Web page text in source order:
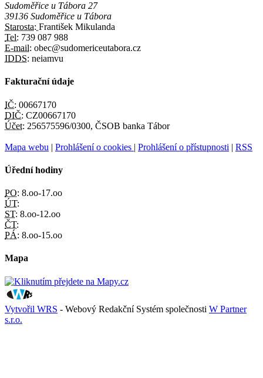
Sudoměřice u Tábora 27
39136 Sudoměřice u Tábora
Starosta: František Mikulanda
Tel: 739 087 988
E-mail: obec@sudomericeutabora.cz
IDDS: neiamvu
Fakturační údaje
IČ: 00667170
DIČ: CZ00667170
Účet: 256575596/0300, ČSOB banka Tábor
Mapa webu | Prohlášení o cookies | Prohlášení o přístupnosti | RSS
Úřední hodiny
PO: 8.oo-17.oo
ÚT:
ST: 8.oo-12.oo
ČT:
PÁ: 8.oo-15.oo
Mapa
Vytvořil WRS - Webový Redakční Systém společnosti W Partner
s.r.o.